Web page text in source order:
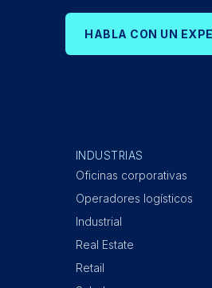
HABLA CON UN
INDUSTRIAS
Oficinas corporativas
Operadores logísticos
Industrial
Real Estate
Retail